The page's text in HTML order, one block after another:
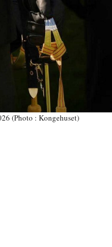
(Photo : Kongehuset)